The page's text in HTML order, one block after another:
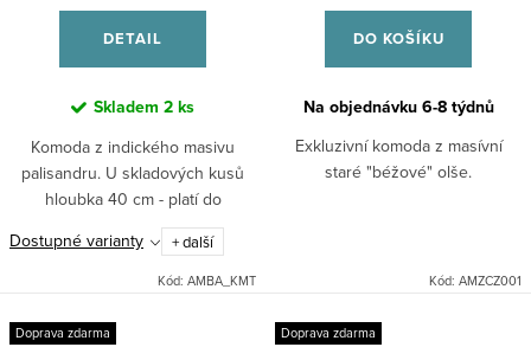
DETAIL
Skladem 2 ks
Komoda z indického masivu
palisandru. U skladových kusů
hloubka 40 cm - platí do
vyprodání zásob.
Dostupné varianty + další
Kód: AMBA_KMT
DO KOŠÍKU
Na objednávku 6-8 týdnů
Exkluzivní komoda z masívní
staré "béžové" olše.
Kód: AMZCZ001
Doprava zdarma Doprava zdarma